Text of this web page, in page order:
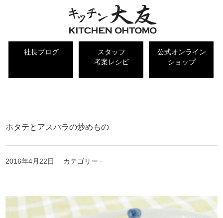
社長ブログ
スタッフ
考案レシピ
公式オンライン
ショップ
ホタテとアスパラの炒めもの
2016年4月22日 カテゴリー -